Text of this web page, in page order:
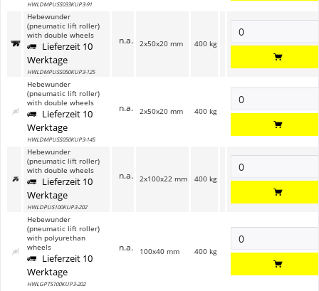
HWLDMPUSS033KUP3-91
Hebewunder
(pneumatic lift roller)
with double wheels
Lieferzeit 10
Werktage
HWLDMPUSS050KUP3-125
n.a. 2x50x20 mm 400 kg
Hebewunder
(pneumatic lift roller)
with double wheels
Lieferzeit 10
Werktage
HWLDMPUSS050KUP3-145
n.a. 2x50x20 mm 400 kg
Hebewunder
(pneumatic lift roller)
with double wheels
Lieferzeit 10
Werktage
HWLDPUS100KUP3-202
n.a. 2x100x22 mm 400 kg
Hebewunder
(pneumatic lift roller)
with polyurethan
wheels
Lieferzeit 10
Werktage
HWLGPTS100KUP3-202
n.a. 100x40 mm 400 kg